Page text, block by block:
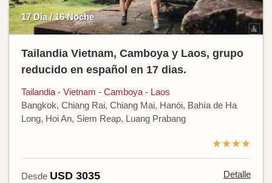
17 Día / 16 Noche
Tailandia Vietnam, Camboya y Laos, grupo
reducido en español en 17 dias.
Tailandia - Vietnam - Camboya - Laos
Bangkok, Chiang Rai, Chiang Mai, Hanói, Bahía de Ha
Long, Hoi An, Siem Reap, Luang Prabang
★★★★
Desde USD 3035 Detalle